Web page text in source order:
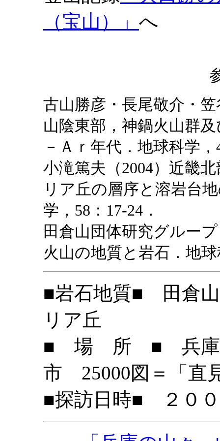
（宝山）」 へ
古山勝彦・長尾敬介・
山陰東部，神鍋火山群
－Ａｒ年代．地球科学，
小滝篤夫（2004）近畿
リア丘の層序と溶岩台
学，58：17-24．
田倉山団体研究グルー
火山の地質と岩石．地
■岩石地質■ 田倉
リア丘
■ 場 所 ■ 兵庫県
市 25000図＝「直
■探訪日時■ ２０